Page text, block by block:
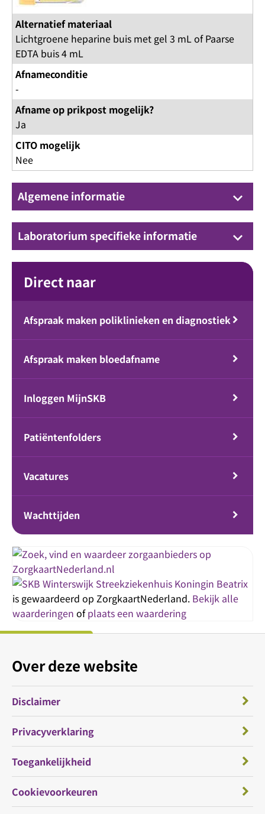
Alternatief materiaal
Lichtgroene heparine buis met gel 3 mL of Paarse
EDTA buis 4 mL
Afnameconditie
-
Afname op prikpost mogelijk?
Ja
CITO mogelijk
Nee
Algemene informatie keyboard_arrow_down
Laboratorium specifieke informatie keyboard_arrow_down
Direct naar
Afspraak maken poliklinieken en diagnostiek
Afspraak maken bloedafname
Inloggen MijnSKB
Patiëntenfolders
Vacatures
Wachttijden
Streekziekenhuis Koningin Beatrix
is gewaardeerd op ZorgkaartNederland. Bekijk alle
waarderingen ofplaats een waardering
Over deze website
Disclaimer
Privacyverklaring
Toegankelijkheid
Cookievoorkeuren